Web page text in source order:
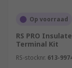
Op voorraad
RS PRO
Terminal Kit
RS-stocknr. 613-